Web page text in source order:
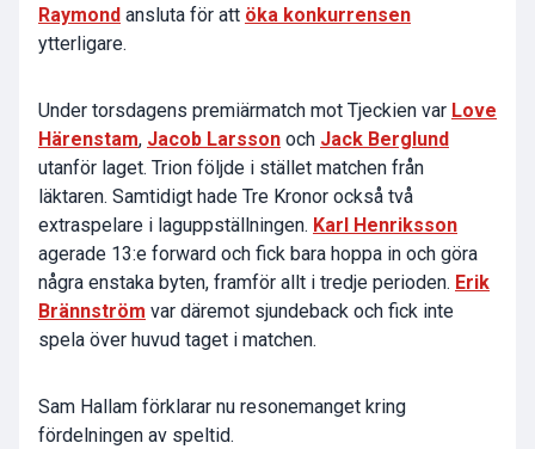
Raymond ansluta för att öka konkurrensen
ytterligare.
Under torsdagens premiärmatch mot Tjeckien var Love
Härenstam, Jacob Larsson och Jack Berglund
utanför laget. Trion följde i stället matchen från
läktaren. Samtidigt hade Tre Kronor också två
extraspelare i laguppställningen. Karl Henriksson
agerade 13:e forward och fick bara hoppa in och göra
några enstaka byten, framför allt i tredje perioden. Erik
Brännström var däremot sjundeback och fick inte
spela över huvud taget i matchen.
Sam Hallam förklarar nu resonemanget kring
fördelningen av speltid.